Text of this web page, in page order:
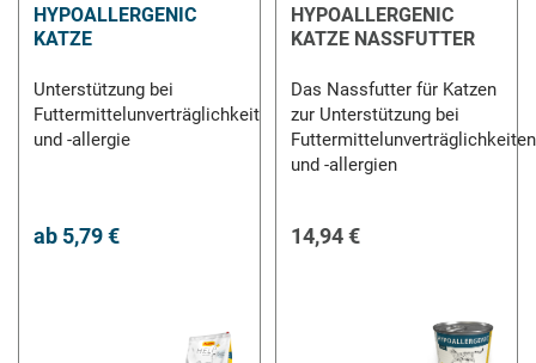
HYPOALLERGENIC
KATZE
Unterstützung bei
Futtermittelunverträglichkeit
und -allergie
ab 5,79 €
HYPOALLERGENIC
KATZE NASSFUTTER
Das Nassfutter für Katzen
zur Unterstützung bei
Futtermittelunverträglichkeiten
und -allergien
14,94 €